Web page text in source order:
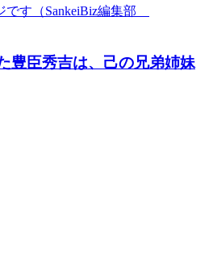
豊臣秀吉は、己の兄弟姉妹